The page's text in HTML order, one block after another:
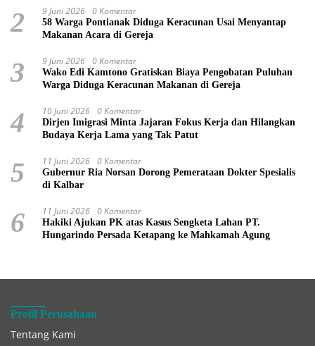
2 9 Juni 2026 0 Komentar
58 Warga Pontianak Diduga Keracunan Usai Menyantap
Makanan Acara di Gereja
3 9 Juni 2026 0 Komentar
Wako Edi Kamtono Gratiskan Biaya Pengobatan Puluhan
Warga Diduga Keracunan Makanan di Gereja
4 10 Juni 2026 0 Komentar
Dirjen Imigrasi Minta Jajaran Fokus Kerja dan Hilangkan
Budaya Kerja Lama yang Tak Patut
5 11 Juni 2026 0 Komentar
Gubernur Ria Norsan Dorong Pemerataan Dokter Spesialis
di Kalbar
6 11 Juni 2026 0 Komentar
Hakiki Ajukan PK atas Kasus Sengketa Lahan PT.
Hungarindo Persada Ketapang ke Mahkamah Agung
Profil Perusahaan
Tentang Kami